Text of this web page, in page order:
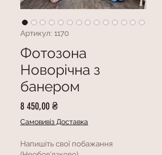
Артикул: 1170
Фотозона
Новорічна з
банером
8 450,00 ₴Ціна
Самовивіз Доставка
Напишіть свої побажання